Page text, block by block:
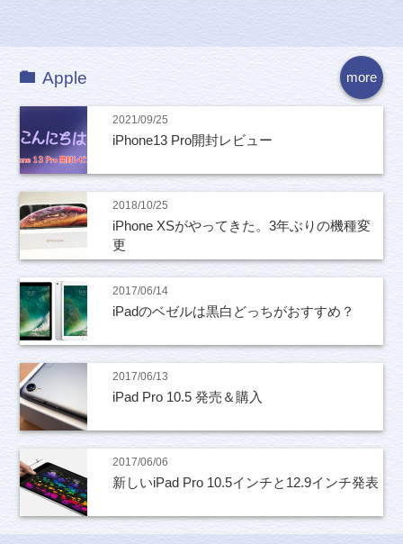
more
Apple
2021/09/25
iPhone13 Pro開封レビュー
2018/10/25
iPhone XSがやってきた。3年ぶりの機種変
更
2017/06/14
iPadのベゼルは黒白どっちがおすすめ？
2017/06/13
iPad Pro 10.5 発売＆購入
2017/06/06
新しいiPad Pro 10.5インチと12.9インチ発表